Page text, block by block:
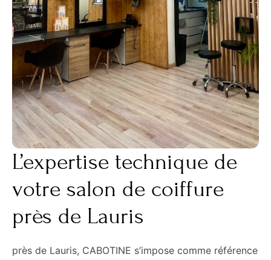
L’expertise technique de
votre salon de coiffure
près de Lauris
près de Lauris, CABOTINE s’impose comme référence